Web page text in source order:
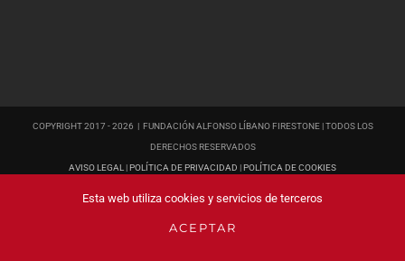
COPYRIGHT 2017 -2026 | FUNDACIÓN ALFONSO LÍBANO FIRESTONE | TODOS LOS
DERECHOS RESERVADOS
AVISO LEGAL |POLÍTICA DE PRIVACIDAD |POLÍTICA DE COOKIES
YouTubeFacebook
Esta web utiliza cookies y servicios de terceros
ACEPTAR